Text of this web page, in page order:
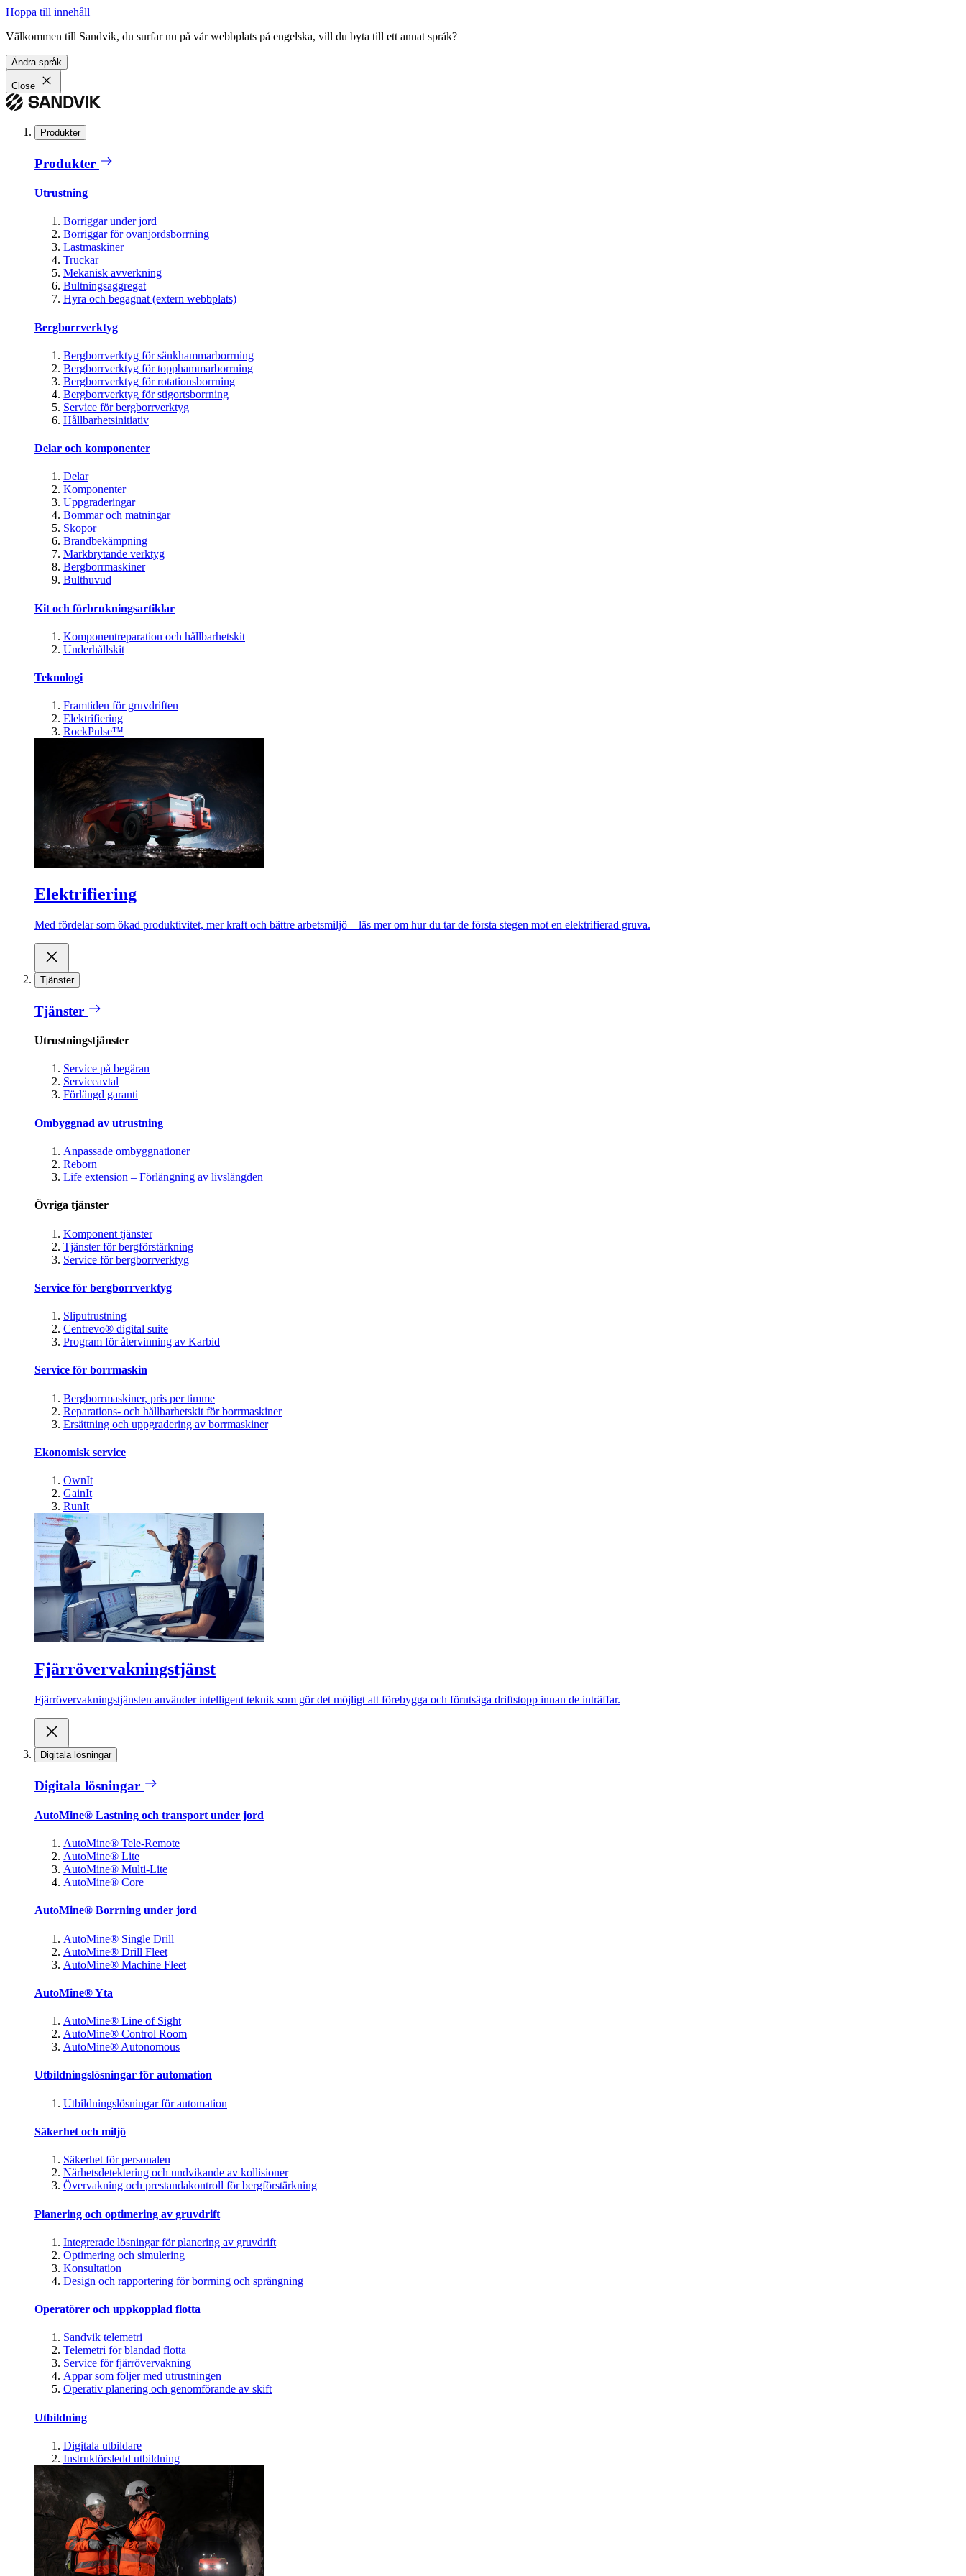
Hoppa till innehåll
Välkommen till Sandvik, du surfar nu på vår webbplats på engelska, vill du byta till ett annat språk?
Ändra språk
Close
Produkter
Produkter
Utrustning
Borriggar under jord
Borriggar för ovanjordsborrning
Lastmaskiner
Truckar
Mekanisk avverkning
Bultningsaggregat
Hyra och begagnat (extern webbplats)
Bergborrverktyg
Bergborrverktyg för sänkhammarborrning
Bergborrverktyg för topphammarborrning
Bergborrverktyg för rotationsborrning
Bergborrverktyg för stigortsborrning
Service för bergborrverktyg
Hållbarhetsinitiativ
Delar och komponenter
Delar
Komponenter
Uppgraderingar
Bommar och matningar
Skopor
Brandbekämpning
Markbrytande verktyg
Bergborrmaskiner
Bulthuvud
Kit och förbrukningsartiklar
Komponentreparation och hållbarhetskit
Underhållskit
Teknologi
Framtiden för gruvdriften
Elektrifiering
RockPulse™
Elektrifiering
Med fördelar som ökad produktivitet, mer kraft och bättre arbetsmiljö – läs mer om hur du tar de första stegen mot en elektrifierad gruva.
Tjänster
Tjänster
Utrustningstjänster
Service på begäran
Serviceavtal
Förlängd garanti
Ombyggnad av utrustning
Anpassade ombyggnationer
Reborn
Life extension – Förlängning av livslängden
Övriga tjänster
Komponent tjänster
Tjänster för bergförstärkning
Service för bergborrverktyg
Service för bergborrverktyg
Sliputrustning
Centrevo® digital suite
Program för återvinning av Karbid
Service för borrmaskin
Bergborrmaskiner, pris per timme
Reparations- och hållbarhetskit för borrmaskiner
Ersättning och uppgradering av borrmaskiner
Ekonomisk service
OwnIt
GainIt
RunIt
Fjärrövervakningstjänst
Fjärrövervakningstjänsten använder intelligent teknik som gör det möjligt att förebygga och förutsäga driftstopp innan de inträffar.
Digitala lösningar
Digitala lösningar
AutoMine® Lastning och transport under jord
AutoMine® Tele-Remote
AutoMine® Lite
AutoMine® Multi-Lite
AutoMine® Core
AutoMine® Borrning under jord
AutoMine® Single Drill
AutoMine® Drill Fleet
AutoMine® Machine Fleet
AutoMine® Yta
AutoMine® Line of Sight
AutoMine® Control Room
AutoMine® Autonomous
Utbildningslösningar för automation
Utbildningslösningar för automation
Säkerhet och miljö
Säkerhet för personalen
Närhetsdetektering och undvikande av kollisioner
Övervakning och prestandakontroll för bergförstärkning
Planering och optimering av gruvdrift
Integrerade lösningar för planering av gruvdrift
Optimering och simulering
Konsultation
Design och rapportering för borrning och sprängning
Operatörer och uppkopplad flotta
Sandvik telemetri
Telemetri för blandad flotta
Service för fjärrövervakning
Appar som följer med utrustningen
Operativ planering och genomförande av skift
Utbildning
Digitala utbildare
Instruktörsledd utbildning